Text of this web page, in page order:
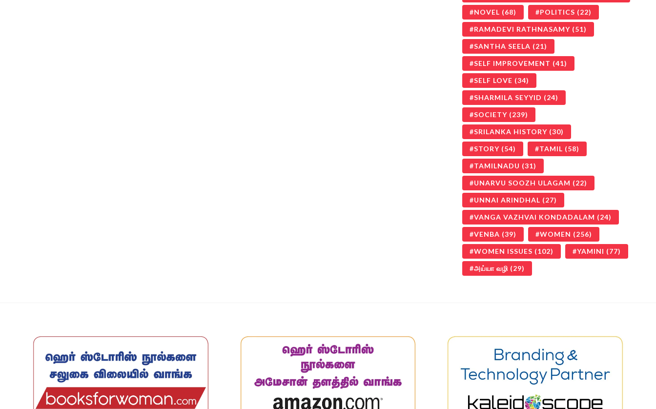
NOVEL (68) POLITICS (22)
RAMADEVI RATHNASAMY (51)
SANTHA SEELA (21)
SELF IMPROVEMENT (41)
SELF LOVE (34)
SHARMILA SEYYID (24)
SOCIETY (239)
SRILANKA HISTORY (30)
STORY (54) TAMIL (58)
TAMILNADU (31)
UNARVU SOOZH ULAGAM (22)
UNNAI ARINDHAL (27)
VANGA VAZHVAI KONDADALAM (24)
VENBA (39) WOMEN (256)
WOMEN ISSUES (102) YAMINI (77)
அய்யா வழி (29)